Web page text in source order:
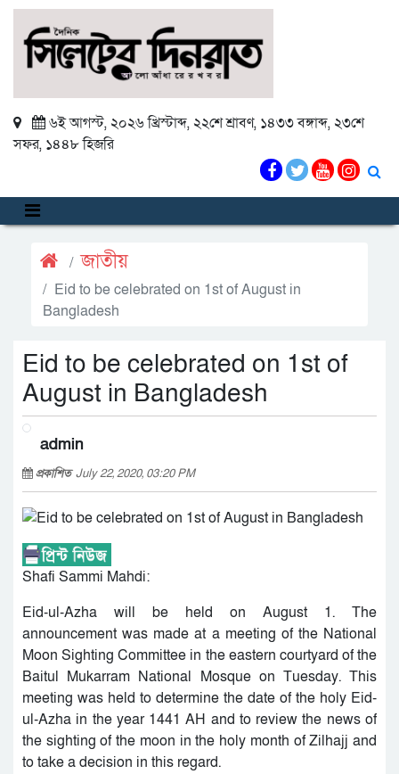
৬ই আগস্ট, ২০২৬ খ্রিস্টাব্দ, ২২শে শ্রাবণ, ১৪৩৩ বঙ্গাব্দ, ২৩শে
সফর, ১৪৪৮ হিজরি
জাতীয়
Eid to be celebrated on 1st of August in
Bangladesh
Eid to be celebrated on 1st of
August in Bangladesh
admin
প্রকাশিতJuly 22, 2020, 03:20 PM
Shafi Sammi Mahdi:
Eid-ul-Azha will be held on August 1. The
announcement was made at a meeting of the National
Moon Sighting Committee in the eastern courtyard of the
Baitul Mukarram National Mosque on Tuesday. This
meeting was held to determine the date of the holy Eid-
ul-Azha in the year 1441 AH and to review the news of
the sighting of the moon in the holy month of Zilhajj and
to take a decision in this regard.